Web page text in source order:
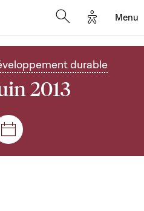
Options
Menu
durable
2013
Séances et réunions